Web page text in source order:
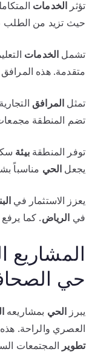
تؤثر الخدمات
حيث تزيد من الطلب
تشمل الخدمات
متقدمة. هذه
تمثل المرافق
تضم المنطقة
توفر المنطقةبيئة
يجعل الحي مناسباً
يعزز الاستثمار في
في الرياض. كما
المشاريع
حي
يبرز الحي بمشاريعه
العصري والراحة.
تطوير المجتمعات